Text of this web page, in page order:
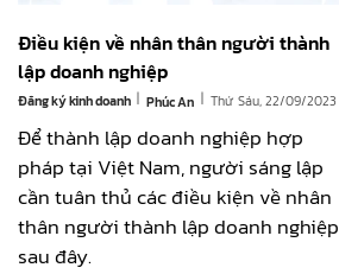
Điều kiện về nhân thân người thành
lập doanh nghiệp
Đăng ký kinh doanh | Phúc An | Thứ Sáu, 22/09/2023
Để thành lập doanh nghiệp hợp
pháp tại Việt Nam, người sáng lập
cần tuân thủ các điều kiện về nhân
thân người thành lập doanh nghiệp
sau đây.